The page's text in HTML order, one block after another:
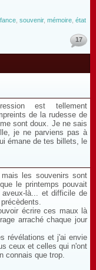
souvenir, mémoire état
17
est tellement
de la rudesse de
sont doux. Je ne sais
je ne parviens pas à
émane de tes billets, le
les souvenirs sont
le printemps pouvait
là... et difficile de
écrire ces maux là
arraché chaque jour
révélations et j'ai envie
ceux et celles qui n'ont
connais que trop.